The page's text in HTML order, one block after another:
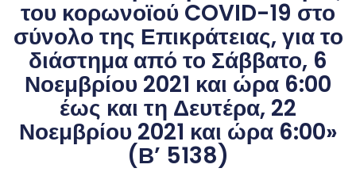
του κορωνοϊού COVID-19 στο
σύνολο της Επικράτειας, για το
διάστημα από το Σάββατο, 6
Νοεμβρίου 2021 και ώρα 6:00
έως και τη Δευτέρα, 22
Νοεμβρίου 2021 και ώρα 6:00»
(Β’ 5138)